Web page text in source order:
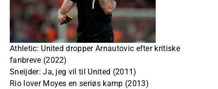
Athletic: United dropper Arnautovic efter kritiske
fanbreve (2022)
Sneijder: Ja, jeg vil til United (2011)
Rio lover Moyes en seriøs kamp (2013)